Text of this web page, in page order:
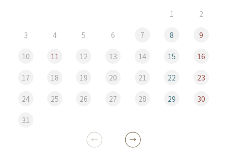
1 2
3 4 5 6 7 8 9
10 11 12 13 14 15 16
17 18 19 20 21 22 23
24 25 26 27 28 29 30
31